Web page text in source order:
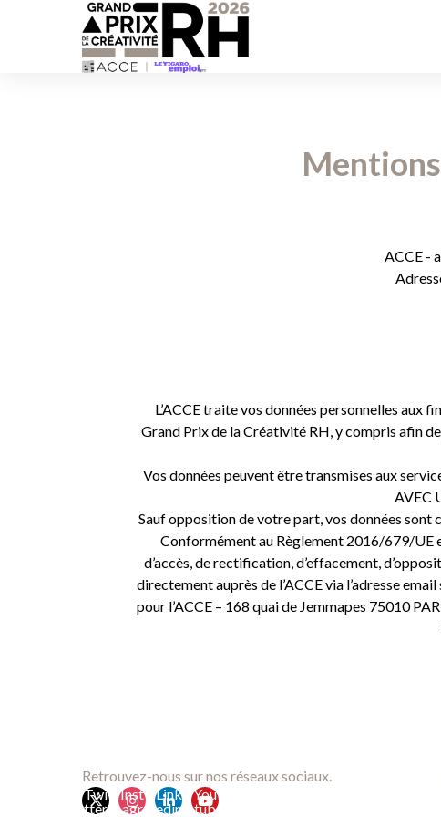
ACCE -
L’ACCE traite vos données personnelles aux
Grand Prix de la Créativité RH, y compris afin
Vos données peuvent être transmises aux
AVEC
Sauf opposition de votre part, vos données sont
Conformément au Règlement 2016/679/UE
d’accès, de rectification, d’effacement,
directement auprès de l’ACCE via l’adresse
pour l’ACCE – 168 quai de Jemmapes 75010
Retrouvez-nous sur nos réseaux sociaux.
Twi
tter
Inst
agr
Link
edin
You
tub